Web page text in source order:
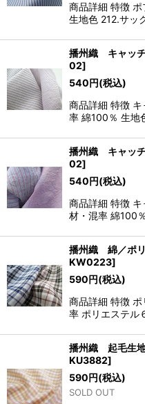
商品詳細 特徴
生地色 212.サッ
播州織 キャッ
02]
540円(税込)
商品詳細 特徴
率 綿100％ 生地
播州織 キャッ
02]
540円(税込)
商品詳細 特徴
材・混率 綿100
播州織 綿／ポ
KW0223]
590円(税込)
商品詳細 特徴
率 ポリエステル
播州織 起毛生
KU3882]
590円(税込)
SOLD OUT